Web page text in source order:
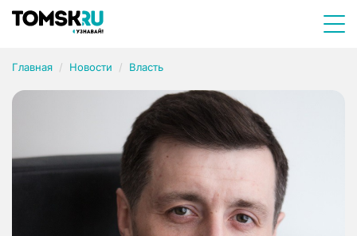
Главная Новости Власть